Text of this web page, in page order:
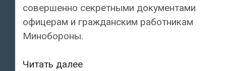
совершенно секретными документами
офицерам и гражданским работникам
Минобороны.
Читать далееРоссийским